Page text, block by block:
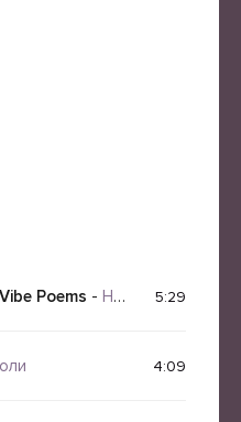
Poems - Не уходи Побудь со мною 5:29
4:09